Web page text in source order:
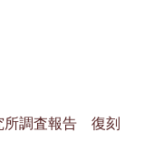
所調査報告 復刻